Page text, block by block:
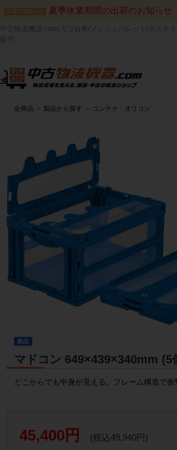
出荷のお知らせ 夏季休業期間の出荷のお知らせ
中古物流機器.com(カゴ台車/メッシュパレット/ネステ
全商品 製品から探す コンテナ・オリコン
新品
マドコン 649×439×340mm (5
どこからでも中身が見える。フレーム構造で衝
45,400円 (税込49,940円)